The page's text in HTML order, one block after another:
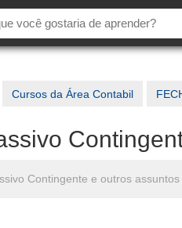
Cursos da Área Contabil
Contingente e outros